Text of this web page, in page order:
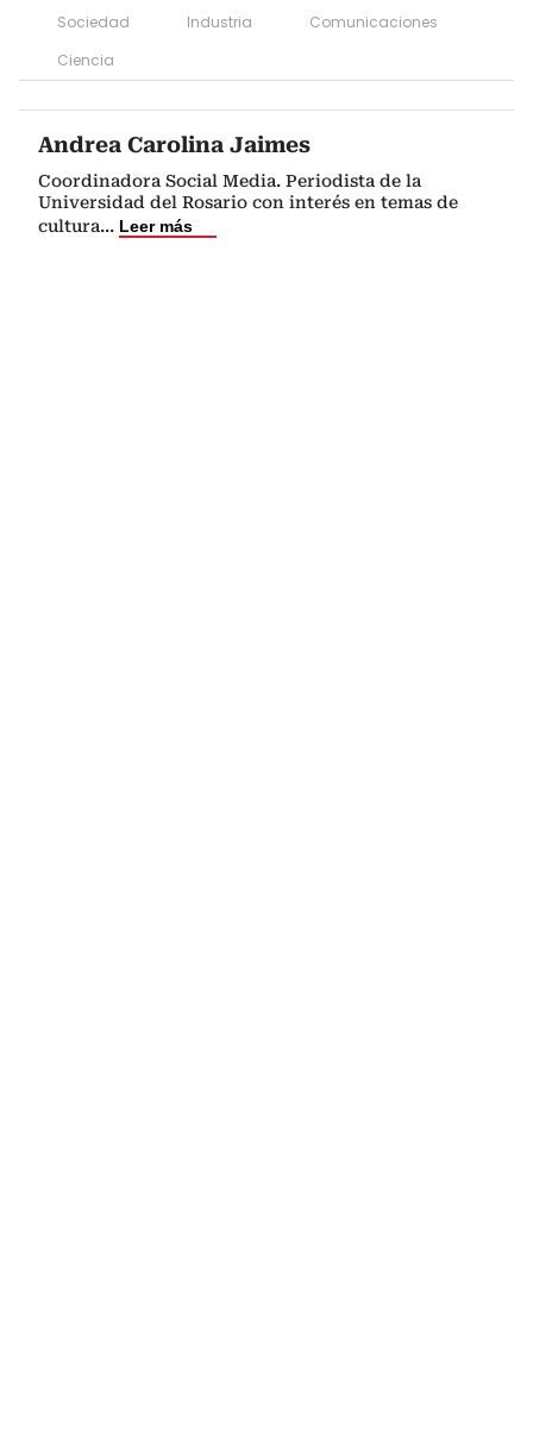
Sociedad Industria
Comunicaciones
Ciencia
Andrea Carolina Jaimes
Coordinadora Social Media. Periodista de la
Universidad del Rosario con interés en temas de
cultura... Leer más